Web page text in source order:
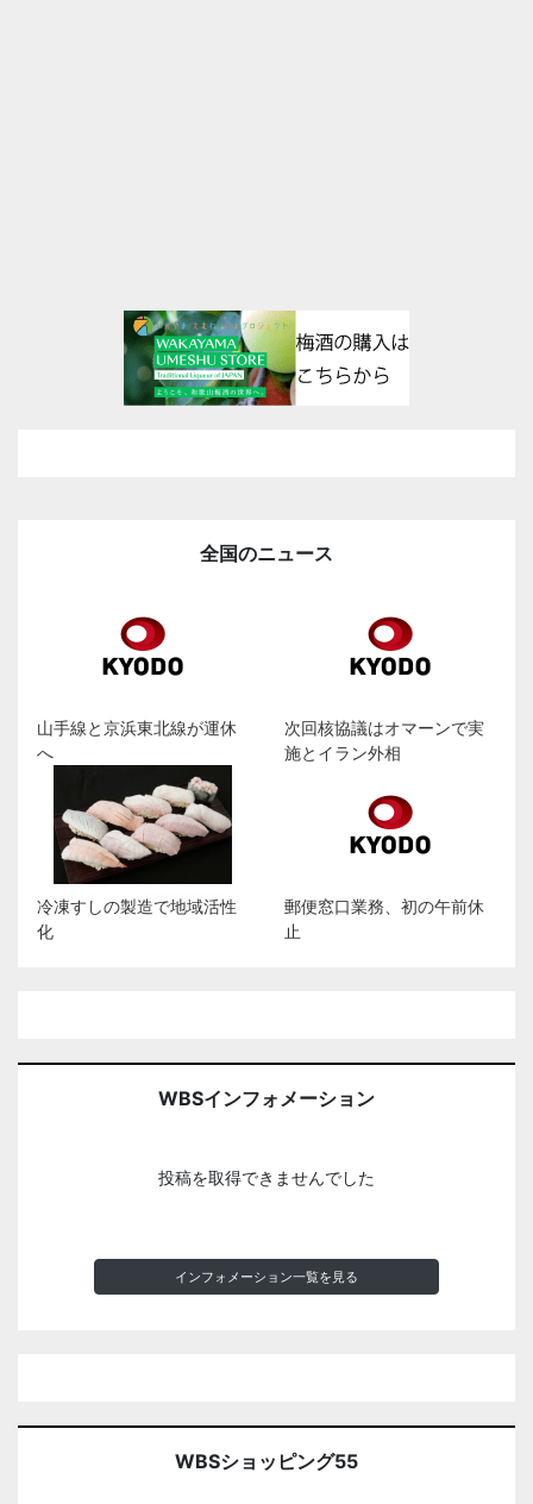
全国のニュース
山手線と京浜東北線が運休
へ
次回核協議はオマーンで実
施とイラン外相
冷凍すしの製造で地域活性
化
郵便窓口業務、初の午前休
止
WBSインフォメーション
投稿を取得できませんでした
インフォメーション一覧を見る
WBSショッピング55